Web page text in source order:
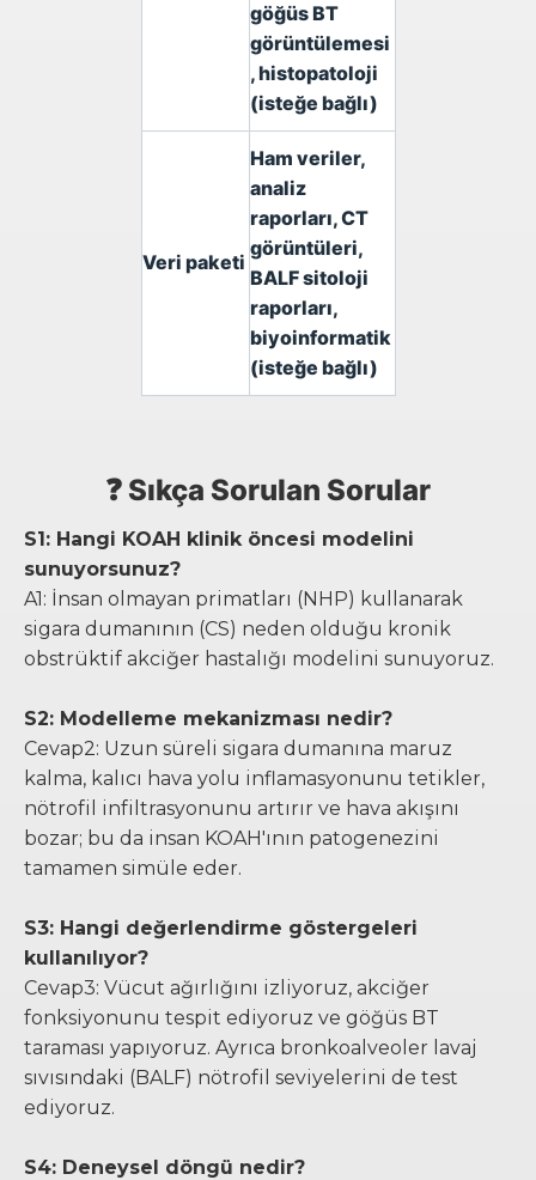
göğüs BT
görüntülemesi
, histopatoloji
(isteğe bağlı)
Veri paketi
Ham veriler,
analiz
raporları, CT
görüntüleri,
BALF sitoloji
raporları,
biyoinformatik
(isteğe bağlı)
❓ Sıkça Sorulan Sorular
S1: Hangi KOAH klinik öncesi modelini
sunuyorsunuz?
A1: İnsan olmayan primatları (NHP) kullanarak
sigara dumanının (CS) neden olduğu kronik
obstrüktif akciğer hastalığı modelini sunuyoruz.
S2: Modelleme mekanizması nedir?
Cevap2: Uzun süreli sigara dumanına maruz
kalma, kalıcı hava yolu inflamasyonunu tetikler,
nötrofil infiltrasyonunu artırır ve hava akışını
bozar; bu da insan KOAH'ının patogenezini
tamamen simüle eder.
S3: Hangi değerlendirme göstergeleri
kullanılıyor?
Cevap3: Vücut ağırlığını izliyoruz, akciğer
fonksiyonunu tespit ediyoruz ve göğüs BT
taraması yapıyoruz. Ayrıca bronkoalveoler lavaj
sıvısındaki (BALF) nötrofil seviyelerini de test
ediyoruz.
S4: Deneysel döngü nedir?